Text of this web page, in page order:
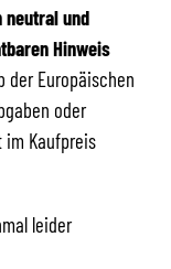
und
Hinweis
der Europäischen
oder
im Kaufpreis
leider